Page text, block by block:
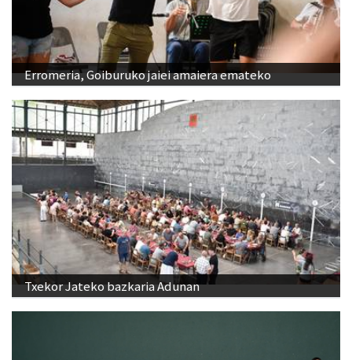
Erromeria, Goiburuko jaiei amaiera emateko
Txekor Jateko bazkaria Adunan